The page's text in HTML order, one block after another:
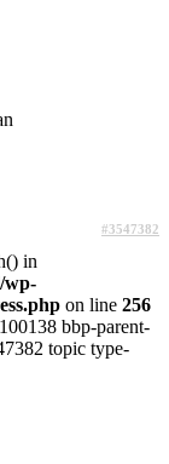
#3547382
in
wp-
on line 256
bbp-parent-
topic type-